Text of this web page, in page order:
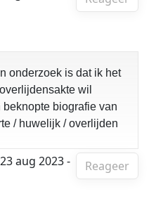
onderzoek is dat ik het
wil
biografie van
/ huwelijk / overlijden
Reageer
aug 2023 -